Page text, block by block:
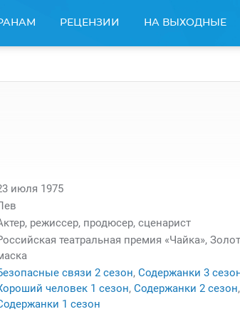
РЕЦЕНЗИИ НА ВЫХОДНЫЕ
июля 1975
режиссер, продюсер, сценарист
театральная премия «Чайка»,
связи 2 сезон, Содержанки 3
человек 1 сезон, Содержанки 2 сезон,
1 сезон